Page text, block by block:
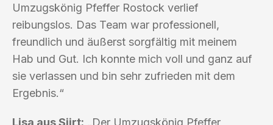
Umzugskönig Pfeffer Rostock verlief
reibungslos. Das Team war professionell,
freundlich und äußerst sorgfältig mit meinem
Hab und Gut. Ich konnte mich voll und ganz auf
sie verlassen und bin sehr zufrieden mit dem
Ergebnis.“
Lisa aus Siirt: „Der Umzugskönig Pfeffer